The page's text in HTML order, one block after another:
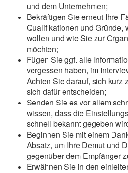
und dem Unternehmen;
Bekräftigen Sie erneut Ihre
Qualifikationen und Gründe,
wollen und wie Sie zur
möchten;
Fügen Sie ggf. alle
vergessen haben, im
Achten Sie darauf, sich kurz
sich dafür entscheiden;
Senden Sie es vor allem
wissen, dass die
schnell bekannt gegeben
Beginnen Sie mit einem
Absatz, um Ihre Demut und
gegenüber dem Empfänger
Erwähnen Sie in den